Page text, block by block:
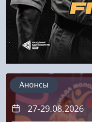
27-29.08.2026
Анонсы